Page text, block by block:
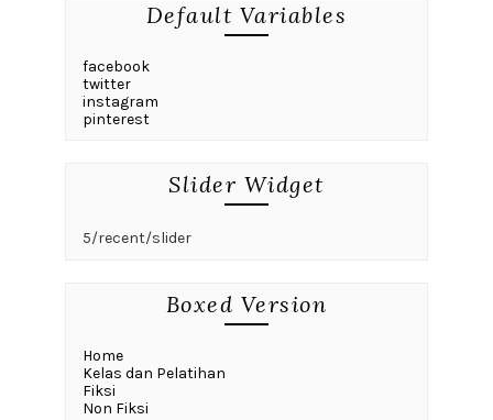
Default Variables
facebook
twitter
instagram
pinterest
Slider Widget
5/recent/slider
Boxed Version
Home
Kelas dan Pelatihan
Fiksi
Non Fiksi